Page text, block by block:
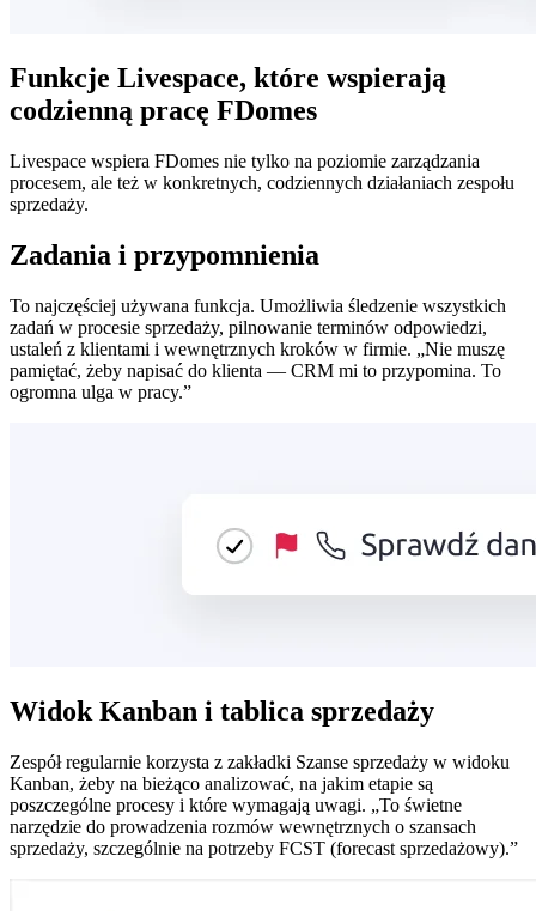
Funkcje Livespace, które wspierają
codzienną pracę FDomes
Livespace wspiera FDomes nie tylko na poziomie zarządzania
procesem, ale też w konkretnych, codziennych działaniach zespołu
sprzedaży.
Zadania i przypomnienia
To najczęściej używana funkcja. Umożliwia śledzenie wszystkich
zadań w procesie sprzedaży, pilnowanie terminów odpowiedzi,
ustaleń z klientami i wewnętrznych kroków w firmie. „Nie muszę
pamiętać, żeby napisać do klienta — CRM mi to przypomina. To
ogromna ulga w pracy.”
Widok Kanban i tablica sprzedaży
Zespół regularnie korzysta z zakładki Szanse sprzedaży w widoku
Kanban, żeby na bieżąco analizować, na jakim etapie są
poszczególne procesy i które wymagają uwagi. „To świetne
narzędzie do prowadzenia rozmów wewnętrznych o szansach
sprzedaży, szczególnie na potrzeby FCST (forecast sprzedażowy).”